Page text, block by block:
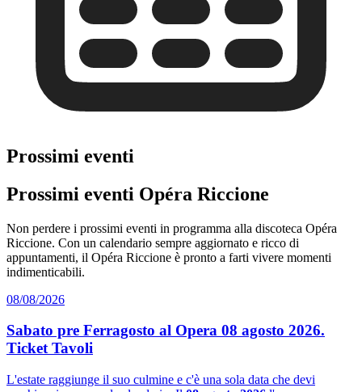
Prossimi eventi
Prossimi eventi Opéra Riccione
Non perdere i prossimi eventi in programma alla discoteca Opéra
Riccione. Con un calendario sempre aggiornato e ricco di
appuntamenti, il Opéra Riccione è pronto a farti vivere momenti
indimenticabili.
08/08/2026
Sabato pre Ferragosto al Opera 08 agosto 2026.
Ticket Tavoli
L'estate raggiunge il suo culmine e c'è una sola data che devi